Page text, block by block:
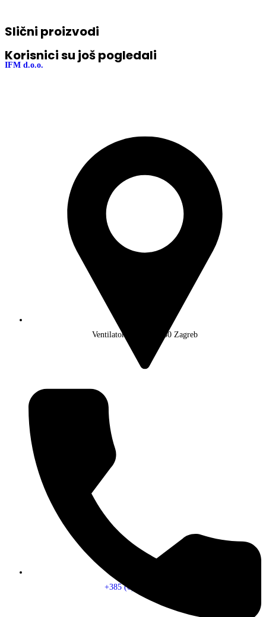
Slični proizvodi
Korisnici su još pogledali
IFM d.o.o.
Ventilatorska 20, 10250 Zagreb
+385 (0) 1 - 5565 - 187